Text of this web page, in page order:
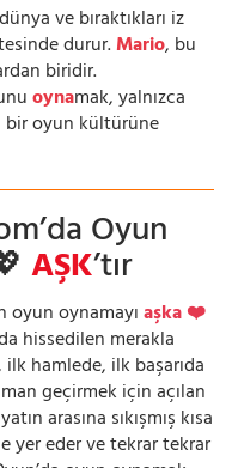
ve bıraktıkları iz
durur.Mario, bu
biridir.
oynamak, yalnızca
bir oyun kültürüne
Oyun
AŞK’tır
oynamayıaşka ❤️
hissedilen merakla
hamlede, ilk başarıda
geçirmek için açılan
arasına sıkışmış kısa
yer eder ve tekrar tekrar